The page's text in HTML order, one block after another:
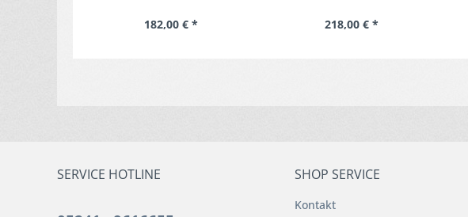
Unterfenster-Montage
182,00 € *
Spültischarmatur
218,00 € *
SERVICE HOTLINE SHOP SERVICE
Kontakt